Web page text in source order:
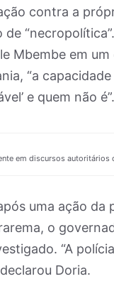
contra a
Mbembe em
“a
e quem não é”.
em discursos autoritários
uma ação da
o
“A
Doria.